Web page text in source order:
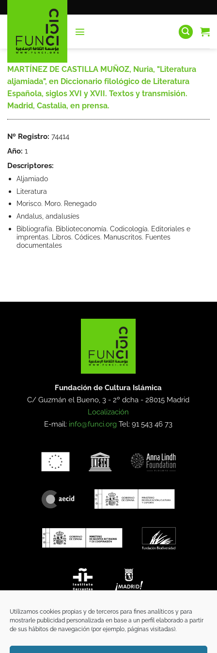
Utilizamos cookies propias y de terceros para fines analíticos y para
mostrarle publicidad personalizada en base a un perfil elaborado a partir
de sus hábitos de navegación (por ejemplo, páginas visitadas).
al
MARTÍNEZ DE CASTILLA MUÑOZ, Nuria, "Literatura
aljamiada", en Diccionario filológico de Literatura
Española, siglos XVI y XVII. Textos y transmisión.
Madrid, Castalia, en prensa.
Nº Registro: 74414
Año: 1
Descriptores:
Aljamiado
Literatura
Morisco. Moro. Renegado
Andalus, andalusíes
Bibliografía. Biblioteconomía. Codicología. Editoriales e
imprentas. Libros. Códices. Manuscritos. Fuentes
documentales
Fundación de Cultura Islámica
C/ Guzmán el Bueno, 3 - 2º dcha -28015 Madrid
Localización
E-mail: info@funci.org Tel: 91 543 46 73